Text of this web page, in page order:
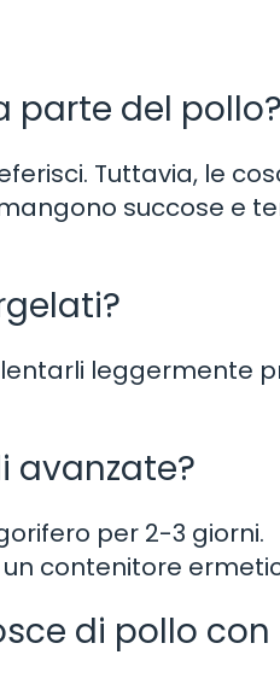
parte del pollo?
Tuttavia, le
succose e
leggermente
avanzate?
per 2-3 giorni.
contenitore
di pollo con